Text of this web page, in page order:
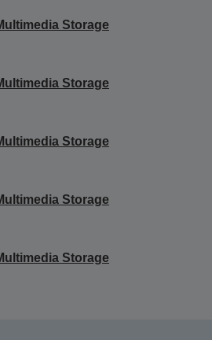
Storage
Storage
Storage
Storage
Storage